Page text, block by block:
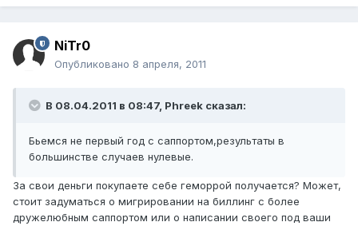
NiTr0
Опубликовано 8 апреля, 2011
В 08.04.2011 в 08:47, Phreek сказал:
Бьемся не первый год с саппортом,результаты в
большинстве случаев нулевые.
За свои деньги покупаете себе геморрой получается? Может,
стоит задуматься о мигрировании на биллинг с более
дружелюбным саппортом или о написании своего под ваши